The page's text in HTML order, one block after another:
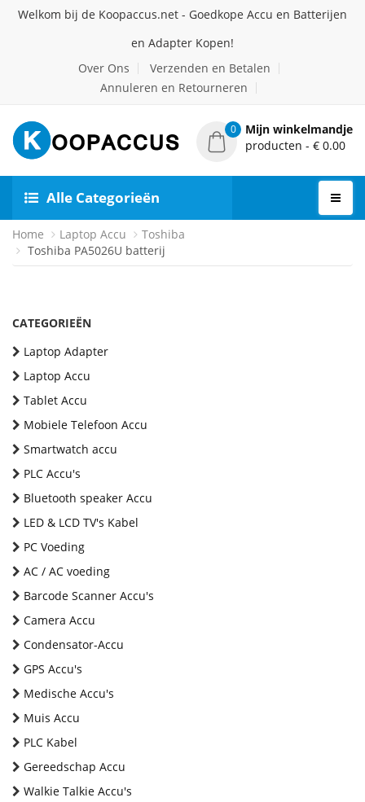
Welkom bij de Koopaccus.net - Goedkope Accu en Batterijen
en Adapter Kopen!
Over Ons
Verzenden en Betalen
Annuleren en Retourneren
0
Mijn winkelmandje
producten - € 0.00
Alle Categorieën
Home Laptop Accu
Toshiba
Toshiba PA5026U batterij
CATEGORIEËN
Laptop Adapter
Laptop Accu
Tablet Accu
Mobiele Telefoon Accu
Smartwatch accu
PLC Accu's
Bluetooth speaker Accu
LED & LCD TV's Kabel
PC Voeding
AC / AC voeding
Barcode Scanner Accu's
Camera Accu
Condensator-Accu
GPS Accu's
Medische Accu's
Muis Accu
PLC Kabel
Gereedschap Accu
Walkie Talkie Accu's